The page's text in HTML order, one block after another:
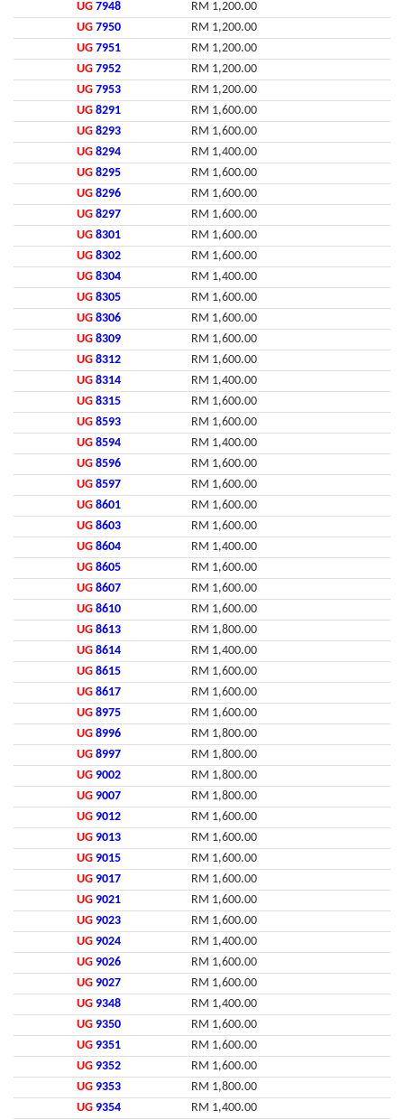
UG 7948
RM 1,200.00
UG 7950
RM 1,200.00
UG 7951
RM 1,200.00
UG 7952
RM 1,200.00
UG 7953
RM 1,200.00
UG 8291
RM 1,600.00
UG 8293
RM 1,600.00
UG 8294
RM 1,400.00
UG 8295
RM 1,600.00
UG 8296
RM 1,600.00
UG 8297
RM 1,600.00
UG 8301
RM 1,600.00
UG 8302
RM 1,600.00
UG 8304
RM 1,400.00
UG 8305
RM 1,600.00
UG 8306
RM 1,600.00
UG 8309
RM 1,600.00
UG 8312
RM 1,600.00
UG 8314
RM 1,400.00
UG 8315
RM 1,600.00
UG 8593
RM 1,600.00
UG 8594
RM 1,400.00
UG 8596
RM 1,600.00
UG 8597
RM 1,600.00
UG 8601
RM 1,600.00
UG 8603
RM 1,600.00
UG 8604
RM 1,400.00
UG 8605
RM 1,600.00
UG 8607
RM 1,600.00
UG 8610
RM 1,600.00
UG 8613
RM 1,800.00
UG 8614
RM 1,400.00
UG 8615
RM 1,600.00
UG 8617
RM 1,600.00
UG 8975
RM 1,600.00
UG 8996
RM 1,800.00
UG 8997
RM 1,800.00
UG 9002
RM 1,800.00
UG 9007
RM 1,800.00
UG 9012
RM 1,600.00
UG 9013
RM 1,600.00
UG 9015
RM 1,600.00
UG 9017
RM 1,600.00
UG 9021
RM 1,600.00
UG 9023
RM 1,600.00
UG 9024
RM 1,400.00
UG 9026
RM 1,600.00
UG 9027
RM 1,600.00
UG 9348
RM 1,400.00
UG 9350
RM 1,600.00
UG 9351
RM 1,600.00
UG 9352
RM 1,600.00
UG 9353
RM 1,800.00
UG 9354
RM 1,400.00